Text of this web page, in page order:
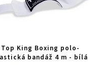
Top King Boxing polo-
bandáž 4 m - bílá